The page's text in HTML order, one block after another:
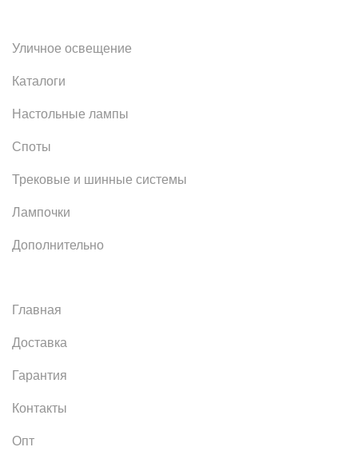
Уличное освещение
Каталоги
Настольные лампы
Споты
Трековые и шинные системы
Лампочки
Дополнительно
Главная
Доставка
Гарантия
Контакты
Опт